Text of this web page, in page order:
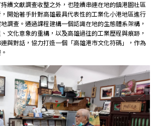
續文獻調查收整之外，也陸續串連在地的鎮港園社區
開始著手針對高雄最具代表性的工業化小港地區進行
調查。通過課程建構一個認識在地的生態體系架構，
文化意象的重構，以及高雄過往的工業歷程與痕跡，
與對話，協力打造一個「高雄港市文化符碼」，作為